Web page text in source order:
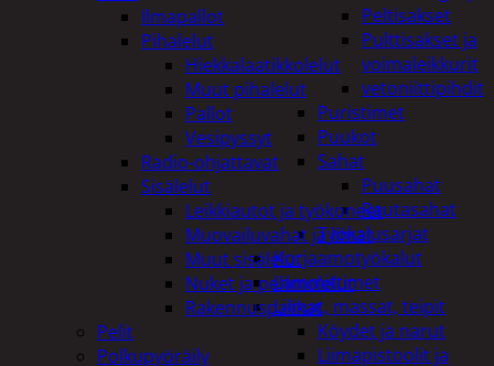
Peltisakset
Pulttisakset ja
voimaleikkurit
vetoniittipihdit
Puristimet
Puukot
Sahat
Puusahat
Rautasahat
Työkalusarjat
Korjaamotyökalut
Lämmittimet
Liimat, massat, teipit
Köydet ja narut
Liimapistoolit ja
Ilmapallot
Pihalelut
Hiekkalaatikkolelut
Muut pihalelut
Pallot
Vesipyssyt
Radio-ohjattavat
Sisälelut
Leikkiautot ja työkoneet
Muovailuvahat ja limat
Muut sisälelut
Nuket ja pehmolelut
Rakennuspalikat
Pelit
Polkupyöräily